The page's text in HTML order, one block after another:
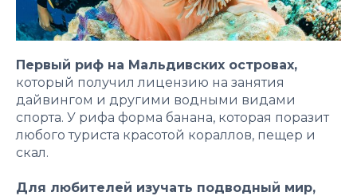
Первый риф на Мальдивских островах,
который получил лицензию на занятия
дайвингом и другими водными видами
спорта. У рифа форма банана, которая поразит
любого туриста красотой кораллов, пещер и
скал.
Для любителей изучать подводный мир,